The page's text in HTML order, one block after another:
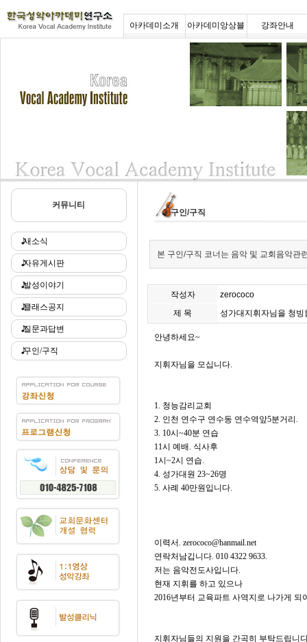
아카데미소개 아카데미앙상블 강좌안내
커뮤니티
새소식
자유게시판
발성이야기
클래스공지
질문과답변
구인/구직
구인/구직
본 구인/구직 코너는 음악 및 교회음악관
작성자
zerococo
제 목
성가대지휘자님을 청빙
안녕하세요~
지휘자님을 모십니다.
1. 청능감리교회
2. 인천 연수구 연수동 연수역앞5분거리.
3. 10시~40분 연습
11시 예배. 식사후
1시~2시 연습.
4. 성가대원 23~26명
5. 사례 40만원입니다.
이력서. zerococo@hanmail.net
연락처남깁니다. 010 4322 9633.
저는 음악전도사입니다.
현재 지휘를 하고 있으나
2016년부터 교육파트 사역지로 나가게 되
지휘자님들의 지원을 간곡히 부탁드립니